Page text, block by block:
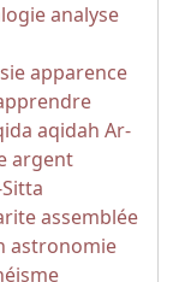
analyse
apparence
aqidah Ar-
argent
assemblée
astronomie